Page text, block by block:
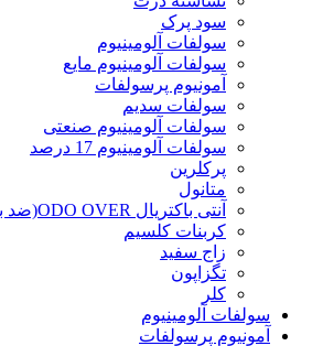
سود پرک
سولفات آلومینیوم
سولفات آلومینیوم مایع
آمونیوم پرسولفات
سولفات سدیم
سولفات آلومینیوم صنعتی
سولفات آلومینیوم 17 درصد
پرکلرین
متانول
آنتی باکتریال ODO OVER(ضد بو)
کربنات کلسیم
زاج سفید
تگزاپون
کلر
سولفات آلومینیوم
آمونیوم پرسولفات